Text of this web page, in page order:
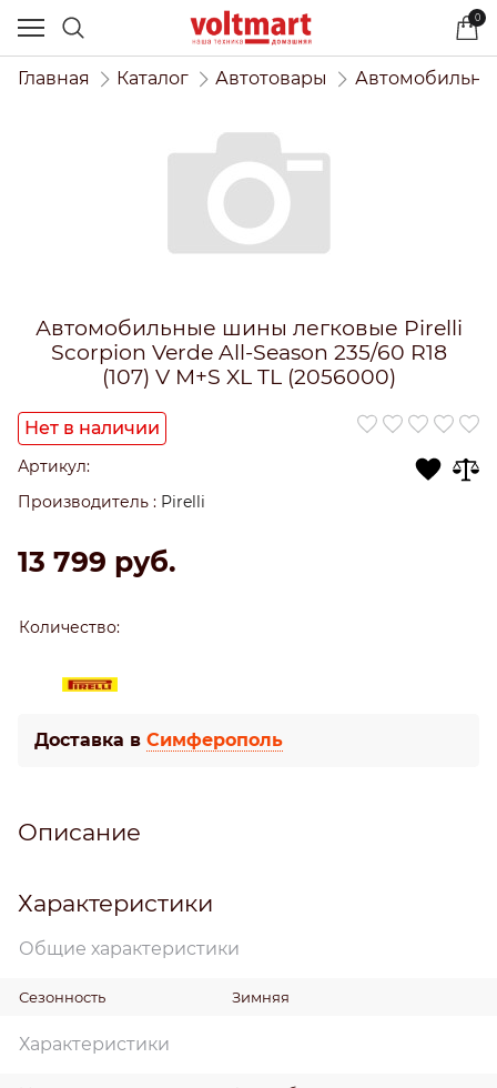
0
Главная Каталог Автотовары
Автомобильные шины легковые Pirelli
Scorpion Verde All-Season 235/60 R18
(107) V M+S XL TL (2056000)
Нет в наличии
Артикул:
Производитель : Pirelli
13 799 руб.
Количество:
Доставка в Симферополь
Описание
Характеристики
Общие характеристики
Сезонность Зимняя
Характеристики